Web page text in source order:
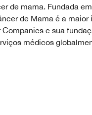
de mama. Fundada
de Mama é a maior
e sua
médicos